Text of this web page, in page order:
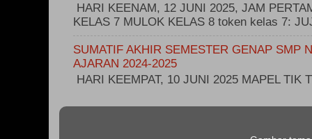
HARI KEENAM, 12 JUNI 2025, JAM
KELAS 7 MULOK KELAS 8 token kelas 7:
SUMATIF AKHIR SEMESTER GENAP SMP
AJARAN 2024-2025
HARI KEEMPAT, 10 JUNI 2025 MAPEL TIK